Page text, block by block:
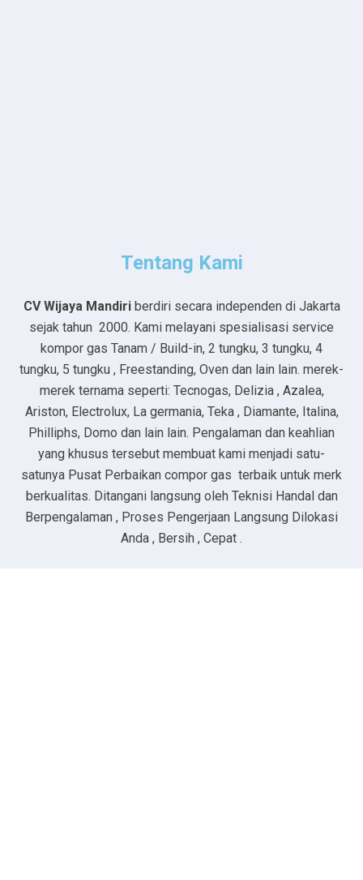
Tentang Kami
CV Wijaya Mandiriberdiri secara independen di Jakarta
sejak tahun 2000. Kami melayani spesialisasi service
kompor gas Tanam / Build-in, 2 tungku, 3 tungku, 4
tungku, 5 tungku , Freestanding, Oven dan lain lain. merek-
merek ternama seperti: Tecnogas, Delizia , Azalea,
Ariston, Electrolux, La germania, Teka , Diamante, Italina,
Philliphs, Domo dan lain lain. Pengalaman dan keahlian
yang khusus tersebut membuat kami menjadi satu-
satunya Pusat Perbaikan compor gas terbaik untuk merk
berkualitas. Ditangani langsung oleh Teknisi Handal dan
Berpengalaman , Proses Pengerjaan Langsung Dilokasi
Anda , Bersih , Cepat .